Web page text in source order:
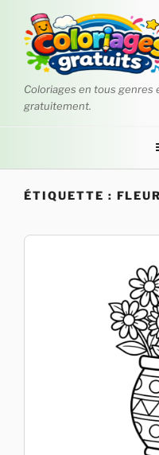
contenu
principal
Coloriages en tous genres
gratuitement.
ÉTIQUETTE :